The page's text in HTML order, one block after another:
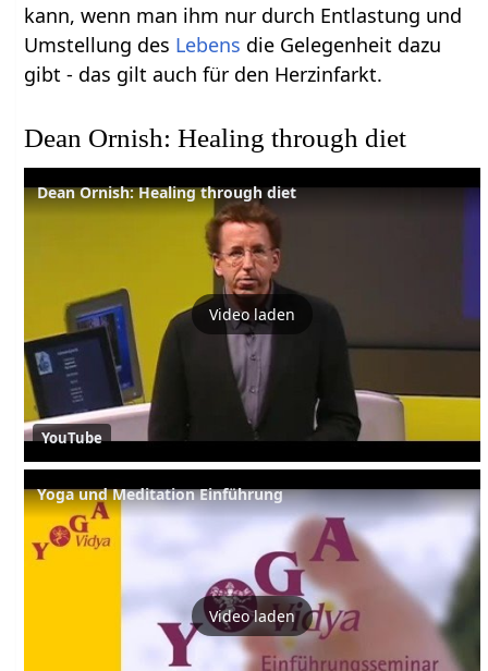
kann, wenn man ihm nur durch Entlastung und
Umstellung des Lebens die Gelegenheit dazu
gibt - das gilt auch für den Herzinfarkt.
Dean Ornish: Healing through diet
Dean Ornish: Healing through diet
Video laden
YouTube
Yoga und Meditation Einführung
Video laden